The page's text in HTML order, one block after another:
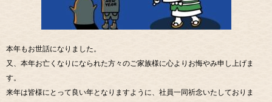
本年もお世話になりました。
又、本年お亡くなりになられた方々のご家族様に心よりお悔やみ申し上げま
す。
来年は皆様にとって良い年となりますように、社員一同祈念いたしておりま